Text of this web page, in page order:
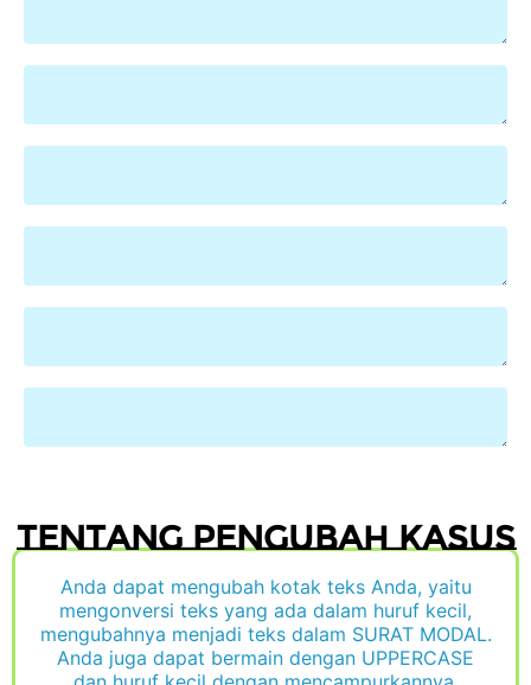
Tentang pengubah kasus
Anda dapat mengubah kotak teks Anda, yaitu
mengonversi teks yang ada dalam huruf kecil,
mengubahnya menjadi teks dalam SURAT MODAL.
Anda juga dapat bermain dengan UPPERCASE